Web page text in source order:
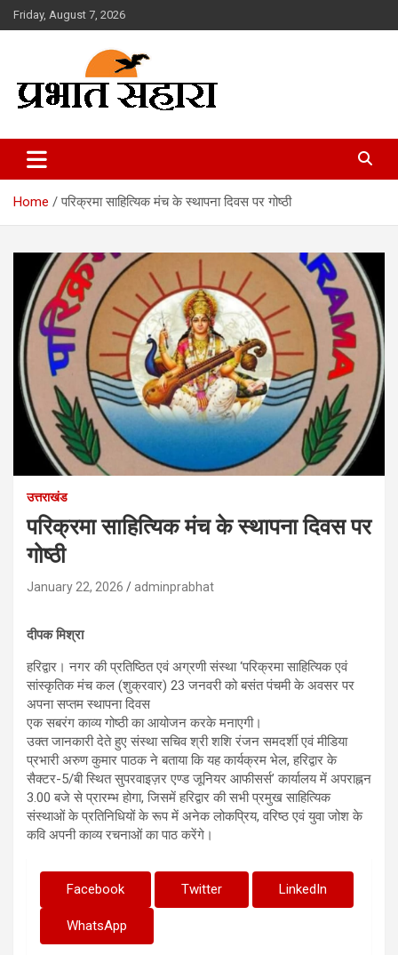
Skip
to
Friday, August 7, 2026
Prabhat Sahara
Home परिक्रमा साहित्यिक मंच के स्थापना दिवस पर गोष्ठी
उत्तराखंड
परिक्रमा साहित्यिक मंच के स्थापना दिवस पर
गोष्ठी
January 22, 2026 adminprabhat
दीपक मिश्रा
हरिद्वार। नगर की प्रतिष्ठित एवं अग्रणी संस्था ‘परिक्रमा साहित्यिक एवं
सांस्कृतिक मंच कल (शुक्रवार) 23 जनवरी को बसंत पंचमी के अवसर पर
अपना सप्तम स्थापना दिवस
एक सबरंग काव्य गोष्ठी का आयोजन करके मनाएगी।
उक्त जानकारी देते हुए संस्था सचिव श्री शशि रंजन समदर्शी एवं मीडिया
प्रभारी अरुण कुमार पाठक ने बताया कि यह कार्यक्रम भेल, हरिद्वार के
सैक्टर-5/बी स्थित सुपरवाइज़र एण्ड जूनियर आफीसर्स’ कार्यालय में अपराह्नन
3.00 बजे से प्रारम्भ होगा, जिसमें हरिद्वार की सभी प्रमुख साहित्यिक
संस्थाओं के प्रतिनिधियों के रूप में अनेक लोकप्रिय, वरिष्ठ एवं युवा जोश के
कवि अपनी काव्य रचनाओं‌ का पाठ करेंगे।
Facebook Twitter LinkedIn
WhatsApp